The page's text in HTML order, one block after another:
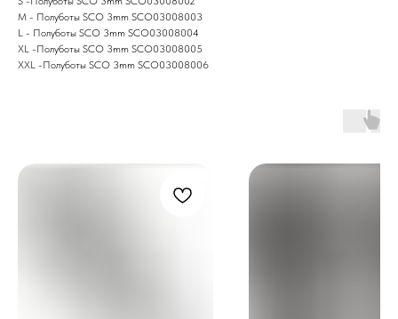
M - Полуботы SCO 3mm SCO03008003
L - Полуботы SCO 3mm SCO03008004
XL -Полуботы SCO 3mm SCO03008005
XXL -Полуботы SCO 3mm SCO03008006